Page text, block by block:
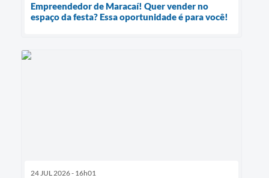
Empreendedor de Maracaí! Quer vender no
espaço da festa? Essa oportunidade é para você!
24 JUL 2026 - 16h01